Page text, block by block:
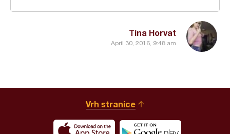
Tina Horvat
April 30, 2016, 9:48 am
Vrh stranice